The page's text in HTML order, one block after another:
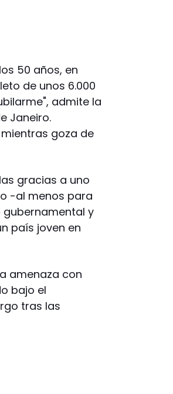
50 años, en
de unos 6.000
admite la
Janeiro.
goza de
gracias a uno
-al menos para
y
país joven en
amenaza con
bajo el
tras las